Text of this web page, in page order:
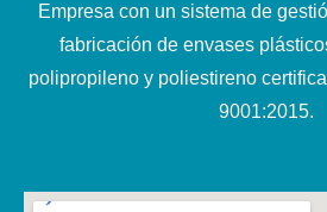
Empresa con un sistema de
fabricación de envases
polipropileno y poliestireno
9001:2015.